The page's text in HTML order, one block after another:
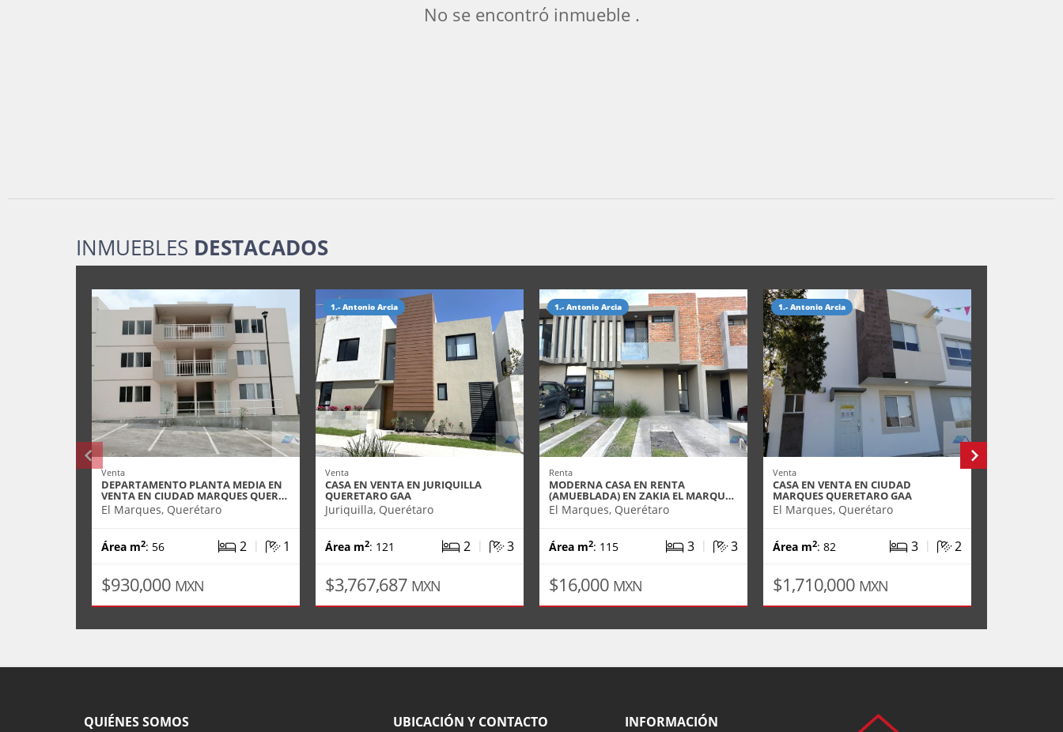
No se encontró inmueble .
INMUEBLES DESTACADOS
Venta
DEPARTAMENTO PLANTA MEDIA EN
VENTA EN CIUDAD MARQUES QUER…
El Marques, Querétaro
Área m2: 56 2 | 1
$930,000 MXN
1.- Antonio Arcia
Venta
CASA EN VENTA EN JURIQUILLA
QUERETARO GAA
Juriquilla, Querétaro
Área m2: 121 2 | 3
$3,767,687 MXN
1.- Antonio Arcia
Renta
MODERNA CASA EN RENTA
(AMUEBLADA) EN ZAKIA EL MARQU…
El Marques, Querétaro
Área m2: 115 3 | 3
$16,000 MXN
1.- Antonio Arcia
Venta
CASA EN VENTA EN CIUDAD
MARQUES QUERETARO GAA
El Marques, Querétaro
Área m2: 82 3 | 2
$1,710,000 MXN
QUIÉNES SOMOS UBICACIÓN Y CONTACTO INFORMACIÓN